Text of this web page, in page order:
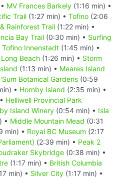
MV Frances Barkely (1:16 min) •
Trail (1:27 min) • Tofino (2:06
Rainforest Trail (1:22 min) •
Bay Trail (0:30 min) • Surfing
Tofino Innenstadt (1:45 min) •
Long Beach (1:26 min) • Storm
(1:13 min) • Meares Island
Botanical Gardens (0:59
• Hornby Island (2:35 min) •
Helliwell Provincial Park
Island Winery (0:54 min) • Isla
• Middle Mountain Mead (0:31
min) • Royal BC Museum (2:17
(2:39 min) • Peak 2
Skybridge (0:38 min) •
(1:17 min) • British Columbia
min) • Silver City (1:17 min) •